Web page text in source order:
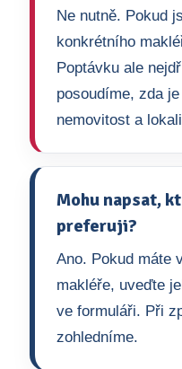
Ne nutně. Pokud
konkrétního
Poptávku ale
posoudíme, zda
nemovitost a
Mohu napsat,
preferuji?
Ano. Pokud máte
makléře, uveďte
ve formuláři. Při
zohledníme.